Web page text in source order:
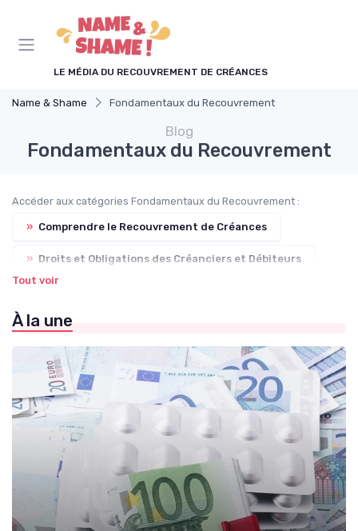
LE MÉDIA DU RECOUVREMENT DE CRÉANCES
Name & Shame Fondamentaux du Recouvrement
Blog
Fondamentaux du Recouvrement
Accéder aux catégories Fondamentaux du Recouvrement :
» Comprendre le Recouvrement de Créances
» Droits et Obligations des Créanciers et Débiteurs
» Prévention des Impayés
Glossaire du Recouvrement de Créances
Tout voir
À la une